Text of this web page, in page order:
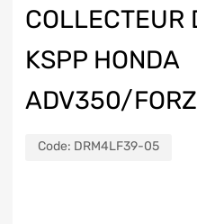
COLLECTEUR
KSPP HONDA
ADV350/
Code: DRM4LF39-05